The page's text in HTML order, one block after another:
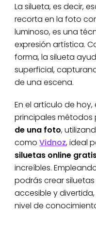
La silueta, es decir,
recorta en la foto
luminoso, es una
expresión artística.
forma, la silueta
superficial,
de una escena.
En el artículo de
principales métodos
de una foto,
como Vidnoz, ideal
siluetas online
increíbles.
podrás crear
accesible y
nivel de